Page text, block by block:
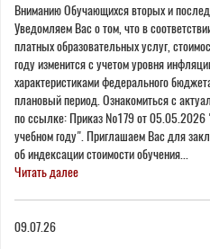
Вниманию Обучающихся вторых и
Уведомляем Вас о том, что в
платных образовательных услуг,
году изменится с учетом уровня
характеристиками федерального
плановый период. Ознакомиться с
по ссылке: Приказ №179 от 05.05.2026
учебном году". Приглашаем Вас для
об индексации стоимости обучения...
Читать далее
09.07.26